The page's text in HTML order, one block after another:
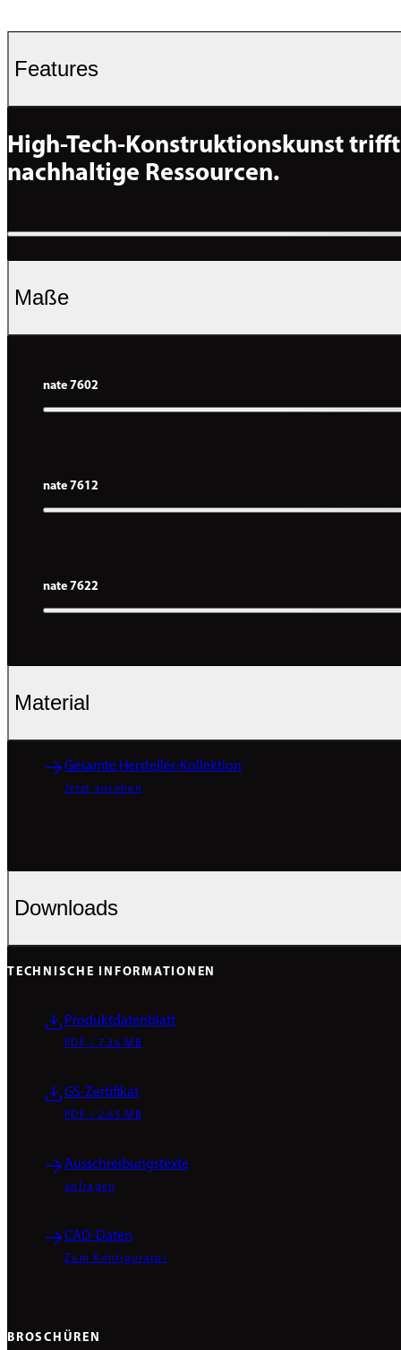
Features
High-Tech-Konstruktionskunst trifft
nachhaltige Ressourcen.
Maße
nate 7602
nate 7612
nate 7622
Material
Gesamte Hersteller-Kollektion
Jetzt ansehen
Downloads
TECHNISCHE INFORMATIONEN
Produktdatenblatt
PDF / 7.36 MB
GS-Zertifikat
PDF / 2.65 MB
Ausschreibungstexte
anfragen
CAD-Daten
Zum Konfigurator
BROSCHÜREN